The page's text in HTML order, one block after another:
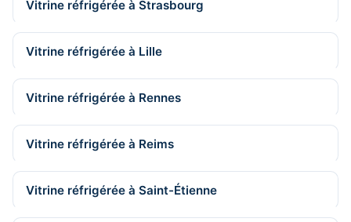
Vitrine réfrigérée à Strasbourg
Vitrine réfrigérée à Lille
Vitrine réfrigérée à Rennes
Vitrine réfrigérée à Reims
Vitrine réfrigérée à Saint-Étienne